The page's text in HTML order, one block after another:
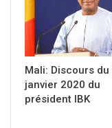
Mali: Discours du
janvier 2020 du
président IBK